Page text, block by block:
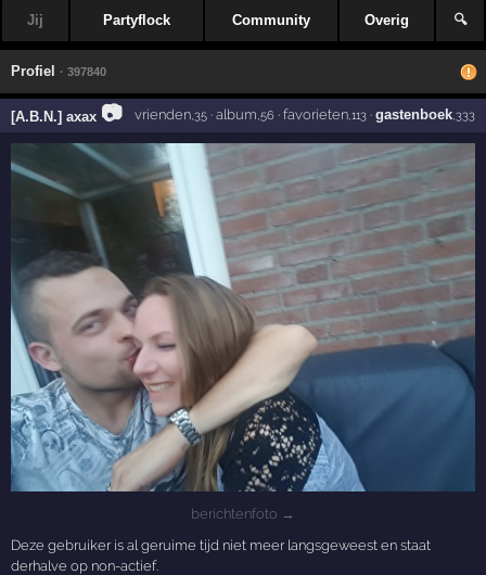
Jij Partyflock Community Overig 🔍
Profiel · 397840
[A.B.N.] axax 📷 vrienden,35· album ,56 · favorieten,113· gastenboek,333
berichtenfoto →
Deze gebruiker is al geruime tijd niet meer langsgeweest en staat
derhalve op non-actief.